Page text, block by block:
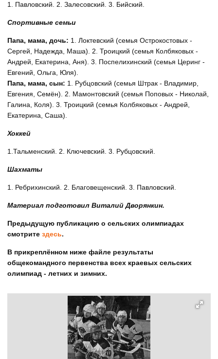
1. Павловский. 2. Залесовский. 3. Бийский.
Спортивные семьи
Папа, мама, дочь: 1. Локтевский (семья Острокостовых -
Сергей, Надежда, Маша). 2. Троицкий (семья Колбяковых -
Андрей, Екатерина, Аня). 3. Поспелихинский (семья Церинг -
Евгений, Ольга, Юля).
Папа, мама, сын: 1. Рубцовский (семья Штрак - Владимир,
Евгения, Семён). 2. Мамонтовский (семья Поповых - Николай,
Галина, Коля). 3. Троицкий (семья Колбяковых - Андрей,
Екатерина, Саша).
Хоккей
1.Тальменский. 2. Ключевский. 3. Рубцовский.
Шахматы
1. Ребрихинский. 2. Благовещенский. 3. Павловский.
Материал подготовил Виталий Дворянкин.
Предыдущую публикацию о сельских олимпиадах
смотрите здесь.
В прикреплённом ниже файле результаты
общекомандного первенства всех краевых сельских
олимпиад - летних и зимних.